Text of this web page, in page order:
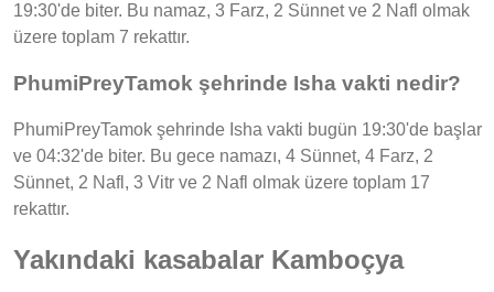
19:30'de biter. Bu namaz, 3 Farz, 2 Sünnet ve 2 Nafl olmak
üzere toplam 7 rekattır.
PhumiPreyTamok şehrinde Isha vakti nedir?
PhumiPreyTamok şehrinde Isha vakti bugün 19:30'de başlar
ve 04:32'de biter. Bu gece namazı, 4 Sünnet, 4 Farz, 2
Sünnet, 2 Nafl, 3 Vitr ve 2 Nafl olmak üzere toplam 17
rekattır.
Yakındaki kasabalar Kamboçya